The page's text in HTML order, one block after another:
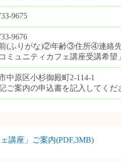
9675
9676
(ふりがな)②年齢③住所④連絡先
ミュニティカフェ講座受講希望
中原区小杉御殿町2-114-1
ご案内の申込書を記入してくだ
講座」ご案内(PDF,3MB)